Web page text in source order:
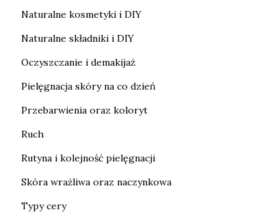
Naturalne kosmetyki i DIY
Naturalne składniki i DIY
Oczyszczanie i demakijaż
Pielęgnacja skóry na co dzień
Przebarwienia oraz koloryt
Ruch
Rutyna i kolejność pielęgnacji
Skóra wrażliwa oraz naczynkowa
Typy cery